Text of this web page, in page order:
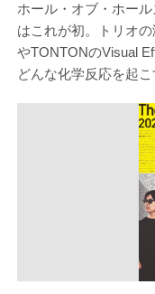
ホール・オブ・ホー
はこれが初。トリオ
やTONTONのVisual
どんな化学反応を起